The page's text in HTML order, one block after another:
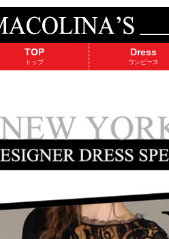
TOP
トップ
Dress
ワンピース